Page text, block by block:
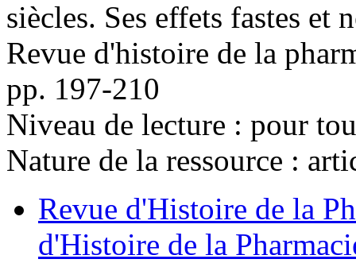
siècles. Ses effets fastes et
Revue d'histoire de la
pp. 197-210
Niveau de lecture : pour
Nature de la ressource :
Revue d'Histoire de la
d'Histoire de la